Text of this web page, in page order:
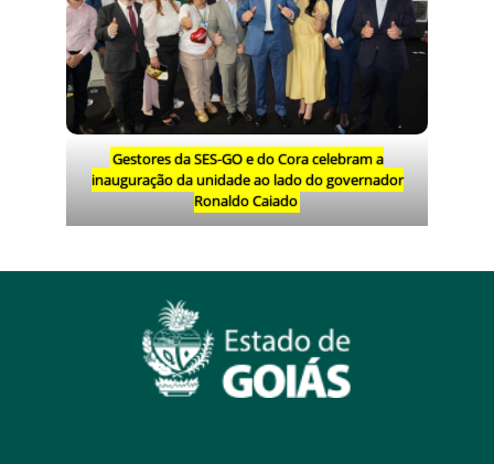
Gestores da SES-GO e do Cora celebram a
inauguração da unidade ao lado do governador
Ronaldo Caiado